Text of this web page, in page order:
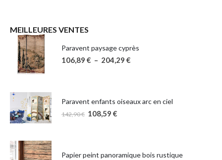
MEILLEURES VENTES
Paravent paysage cyprès
106,89 € – 204,29 €
Paravent enfants oiseaux arc en ciel
142,90€ 108,59 €
Papier peint panoramique bois rustique